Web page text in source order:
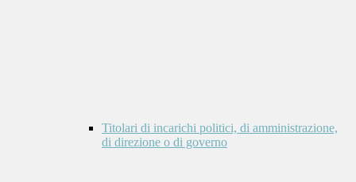
Titolari di incarichi politici, di amministrazione,
di direzione o di governo